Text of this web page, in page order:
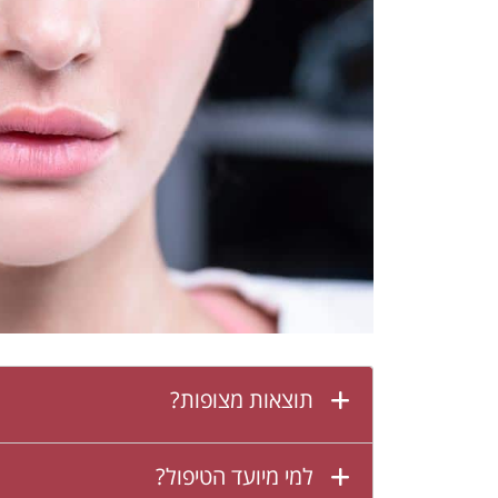
תוצאות מצופות?
למי מיועד הטיפול?